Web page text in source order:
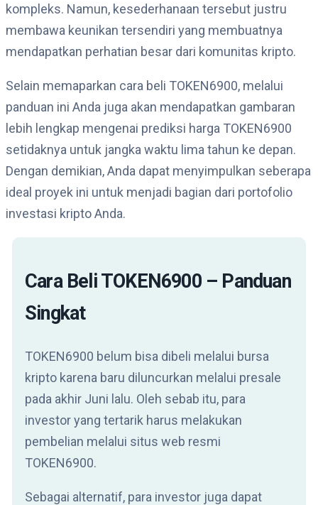
kompleks. Namun, kesederhanaan tersebut justru
membawa keunikan tersendiri yang membuatnya
mendapatkan perhatian besar dari komunitas kripto.
Selain memaparkan cara beli TOKEN6900, melalui
panduan ini Anda juga akan mendapatkan gambaran
lebih lengkap mengenai prediksi harga TOKEN6900
setidaknya untuk jangka waktu lima tahun ke depan.
Dengan demikian, Anda dapat menyimpulkan seberapa
ideal proyek ini untuk menjadi bagian dari portofolio
investasi kripto Anda.
Cara Beli TOKEN6900 – Panduan
Singkat
TOKEN6900 belum bisa dibeli melalui bursa
kripto karena baru diluncurkan melalui presale
pada akhir Juni lalu. Oleh sebab itu, para
investor yang tertarik harus melakukan
pembelian melalui situs web resmi
TOKEN6900.
Sebagai alternatif, para investor juga dapat